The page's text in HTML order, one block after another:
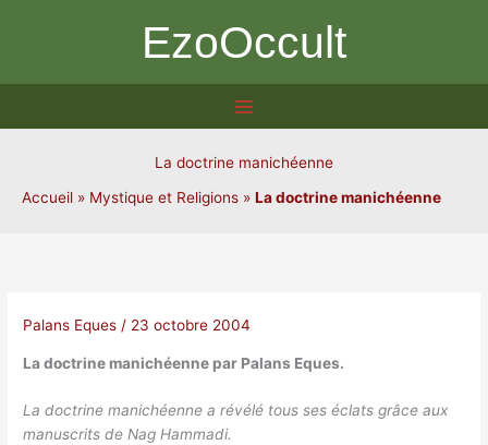
EzoOccult
La doctrine manichéenne
Accueil » Mystique et Religions » La doctrine manichéenne
Palans Eques / 23 octobre 2004
La doctrine manichéenne par Palans Eques.
La doctrine manichéenne a révélé tous ses éclats grâce aux
manuscrits de Nag Hammadi.